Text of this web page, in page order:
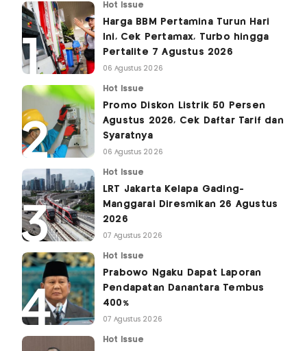
Hot Issue
Harga BBM Pertamina Turun Hari
Ini, Cek Pertamax, Turbo hingga
Pertalite 7 Agustus 2026
06 Agustus 2026
Hot Issue
Promo Diskon Listrik 50 Persen
Agustus 2026, Cek Daftar Tarif dan
Syaratnya
06 Agustus 2026
Hot Issue
LRT Jakarta Kelapa Gading-
Manggarai Diresmikan 26 Agustus
2026
07 Agustus 2026
Hot Issue
Prabowo Ngaku Dapat Laporan
Pendapatan Danantara Tembus
400%
07 Agustus 2026
Hot Issue